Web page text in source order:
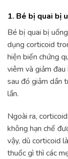
1. Bé bị quai bị
Bé bị quai bị
dụng corticoid
hiện biến chứng
viêm và giảm
sau đó giảm dần
lần.
Ngoài ra,
không hạn chế
vậy, dù corticoid
thuốc gì thì các